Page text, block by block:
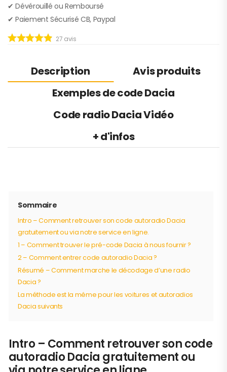
✔︎ Dévérouillé ou Remboursé
✔︎ Paiement Sécurisé CB, Paypal
27 avis
Description
Avis produits
Exemples de code Dacia
Code radio Dacia Vidéo
+ d'infos
Sommaire
Intro – Comment retrouver son code autoradio Dacia
gratuitement ou via notre service en ligne.
1 – Comment trouver le pré-code Dacia à nous fournir ?
2 – Comment entrer code autoradio Dacia ?
Résumé – Comment marche le décodage d’une radio
Dacia ?
La méthode est la même pour les voitures et autoradios
Dacia suivants
Intro – Comment retrouver son code
autoradio Dacia gratuitement ou